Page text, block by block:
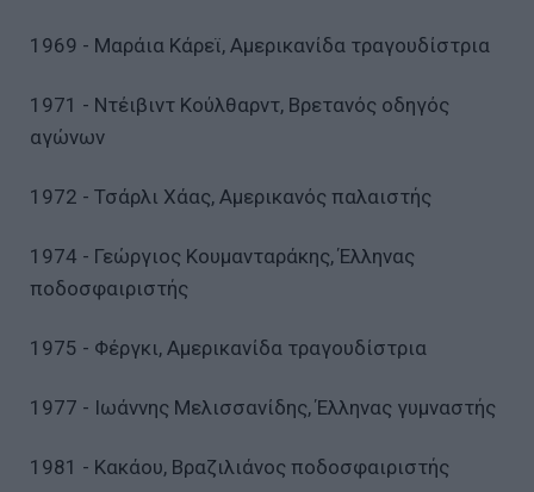
1969 - Μαράια Κάρεϊ, Αμερικανίδα τραγουδίστρια
1971 - Ντέιβιντ Κούλθαρντ, Βρετανός οδηγός
αγώνων
1972 - Τσάρλι Χάας, Αμερικανός παλαιστής
1974 - Γεώργιος Κουμανταράκης, Έλληνας
ποδοσφαιριστής
1975 - Φέργκι, Αμερικανίδα τραγουδίστρια
1977 - Ιωάννης Μελισσανίδης, Έλληνας γυμναστής
1981 - Κακάου, Βραζιλιάνος ποδοσφαιριστής